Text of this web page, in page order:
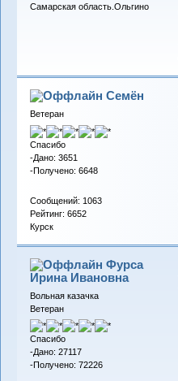
Самарская область.Ольгино
Семён
Ветеран
Спасибо
-Дано: 3651
-Получено: 6648
Сообщений: 1063
Рейтинг: 6652
Курск
Фурса
Ирина Ивановна
Вольная казачка
Ветеран
Спасибо
-Дано: 27117
-Получено: 72226